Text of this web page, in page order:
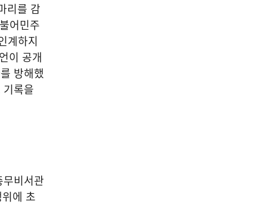
리를 감
어민주
계하지
이 공개
방해했
록을
비서관
에 초